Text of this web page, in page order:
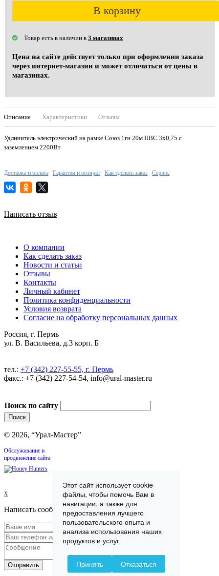
В корзину
Товар есть в наличии в 3 магазинах
Цена на сайте действует только при оформлении заказа
через интернет-магазин и может отличаться от цены в
магазинах.
Описание Характеристики Отзывы
Удлинитель электрический на рамке Союз 1гн 20м ПВС 3х0,75 с
заземлением 2200Вт
Доставка и оплата Гарантия и возврат Как сделать заказ Сервис
Написать отзыв
О компании
Как сделать заказ
Новости и статьи
Отзывы
Контакты
Личный кабинет
Политика конфиденциальности
Условия возврата
Согласие на обработку персональных данных
Россия, г. Пермь
ул. В. Васильева, д.3 корп. Б
тел.: +7 (342) 227-55-55, г. Пермь
факс.: +7 (342) 227-54-54, info@ural-master.ru
Поиск по сайту
© 2026, “Урал-Мастер”
Обслуживание и
продвижение сайта
x
Написать сообщение
Отправить
Этот сайт использует cookie-
файлы, чтобы помочь Вам в
навигации, а также для
предоставления лучшего
пользовательского опыта и
анализа использования наших
продуктов и услуг
Принять Отказаться